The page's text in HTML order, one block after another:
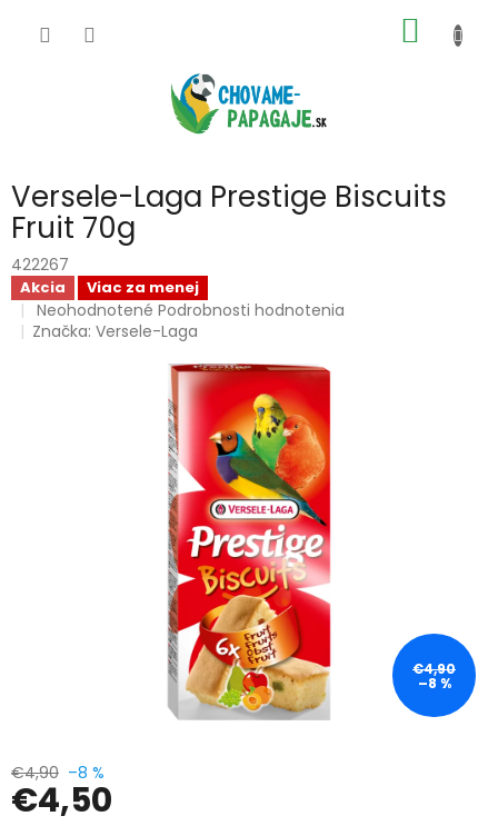
KOŠÍK
Versele-Laga Prestige Biscuits
Fruit 70g
422267
Akcia Viac za menej
Priemerné
hodnotenie
Neohodnotené Podrobnosti hodnotenia
Značka:Versele-Laga
€4,90
–8 %
€4,90 –8 %
€4,50